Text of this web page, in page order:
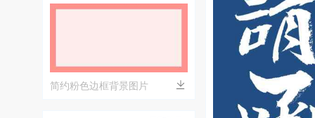
简约粉色边框背景图片